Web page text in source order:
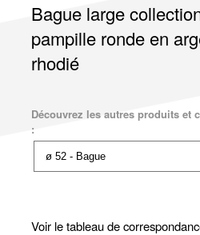
Bague large
pampille ronde en
rhodié
Découvrez les autres produits et
:
Voir le tableau de